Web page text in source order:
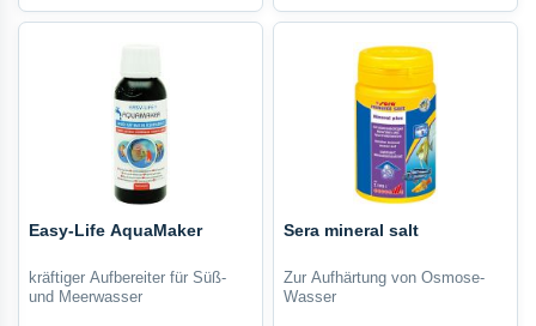
Easy-Life AquaMaker
kräftiger Aufbereiter für Süß-
und Meerwasser
Sera mineral salt
Zur Aufhärtung von Osmose-
Wasser